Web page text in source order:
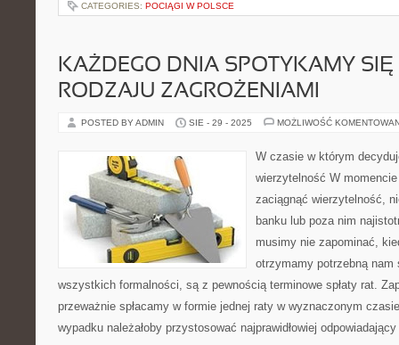
CATEGORIES: POCIĄGI W POLSCE
KAŻDEGO DNIA SPOTYKAMY SIĘ
RODZAJU ZAGROŻENIAMI
POSTED BY ADMIN SIE - 29 - 2025 MOŻLIWOŚĆ
W czasie w którym
wierzytelność W
zaciągnąć wierzytelność,
banku lub poza nim
musimy nie zapominać,
otrzymamy potrzebną nam
wszystkich formalności, są z pewnością terminowe spłaty rat.
przeważnie spłacamy w formie jednej raty w wyznaczonym
wypadku należałoby przystosować najprawidłowiej